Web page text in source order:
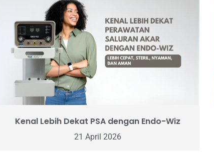
Kenal Lebih Dekat PSA dengan Endo-Wiz
21 April 2026